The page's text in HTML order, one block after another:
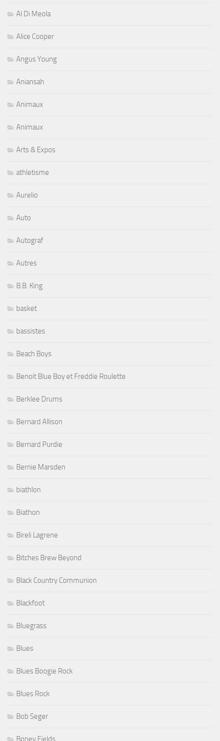
Al Di Meola
Alice Cooper
Angus Young
Aniansah
Animaux
Animaux
Arts & Expos
athletisme
Aurelio
Auto
Autograf
Autres
B.B. King
basket
bassistes
Beach Boys
Benoit Blue Boy et Freddie Roulette
Berklee Drums
Bernard Allison
Bernard Purdie
Bernie Marsden
biathlon
Biathon
Bireli Lagrene
Bitches Brew Beyond
Black Country Communion
Blackfoot
Bluegrass
Blues
Blues Boogie Rock
Blues Rock
Bob Seger
Boney Fields